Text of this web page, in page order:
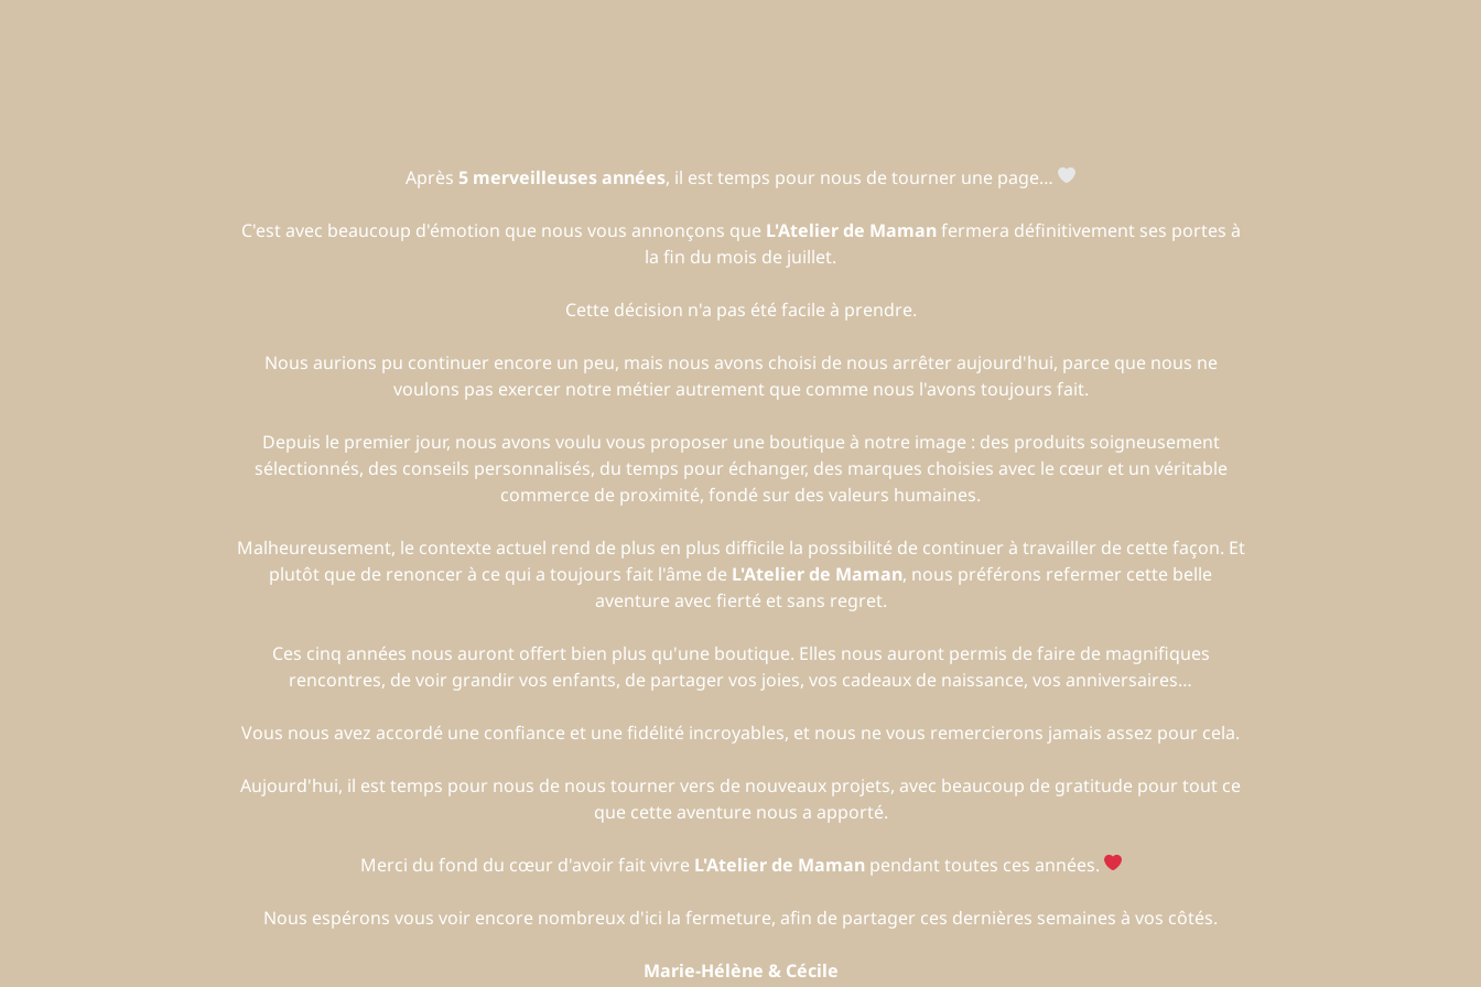
Après 5 merveilleuses années, il est temps pour nous de tourner une page…
C'est avec beaucoup d'émotion que nous vous annonçons que L'Atelier de Maman fermera définitivement ses portes à
la fin du mois de juillet.
Cette décision n'a pas été facile à prendre.
Nous aurions pu continuer encore un peu, mais nous avons choisi de nous arrêter aujourd'hui, parce que nous ne
voulons pas exercer notre métier autrement que comme nous l'avons toujours fait.
Depuis le premier jour, nous avons voulu vous proposer une boutique à notre image : des produits soigneusement
sélectionnés, des conseils personnalisés, du temps pour échanger, des marques choisies avec le cœur et un véritable
commerce de proximité, fondé sur des valeurs humaines.
Malheureusement, le contexte actuel rend de plus en plus difficile la possibilité de continuer à travailler de cette façon. Et
plutôt que de renoncer à ce qui a toujours fait l'âme de L'Atelier de Maman, nous préférons refermer cette belle
aventure avec fierté et sans regret.
Ces cinq années nous auront offert bien plus qu'une boutique. Elles nous auront permis de faire de magnifiques
rencontres, de voir grandir vos enfants, de partager vos joies, vos cadeaux de naissance, vos anniversaires…
Vous nous avez accordé une confiance et une fidélité incroyables, et nous ne vous remercierons jamais assez pour cela.
Aujourd'hui, il est temps pour nous de nous tourner vers de nouveaux projets, avec beaucoup de gratitude pour tout ce
que cette aventure nous a apporté.
Merci du fond du cœur d'avoir fait vivre L'Atelier de Maman pendant toutes ces années.
Nous espérons vous voir encore nombreux d'ici la fermeture, afin de partager ces dernières semaines à vos côtés.
Marie-Hélène & Cécile